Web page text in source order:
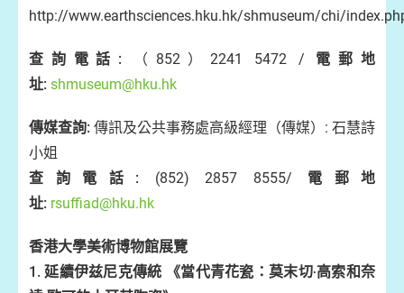
http://www.earthsciences.hku.hk/shmuseum/chi/
查詢電話 : （852）2241 5472 / 電郵地
址: shmuseum@hku.hk
傳媒查詢: 傳訊及公共事務處高級經理（傳媒）: 石慧詩
小姐
查詢電話 : (852) 2857 8555/ 電郵地
址: rsuffiad@hku.hk
香港大學美術博物館展覽
1. 延續伊兹尼克傳統 《當代青花瓷：莫末切‧高索和奈